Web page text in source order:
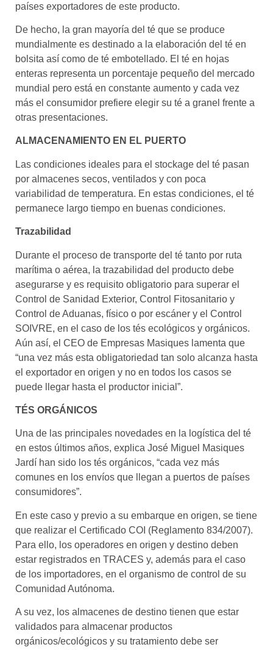
países exportadores de este producto.
De hecho, la gran mayoría del té que se produce
mundialmente es destinado a la elaboración del té en
bolsita así como de té embotellado. El té en hojas
enteras representa un porcentaje pequeño del mercado
mundial pero está en constante aumento y cada vez
más el consumidor prefiere elegir su té a granel frente a
otras presentaciones.
ALMACENAMIENTO EN EL PUERTO
Las condiciones ideales para el stockage del té pasan
por almacenes secos, ventilados y con poca
variabilidad de temperatura. En estas condiciones, el té
permanece largo tiempo en buenas condiciones.
Trazabilidad
Durante el proceso de transporte del té tanto por ruta
marítima o aérea, la trazabilidad del producto debe
asegurarse y es requisito obligatorio para superar el
Control de Sanidad Exterior, Control Fitosanitario y
Control de Aduanas, físico o por escáner y el Control
SOIVRE, en el caso de los tés ecológicos y orgánicos.
Aún así, el CEO de Empresas Masiques lamenta que
“una vez más esta obligatoriedad tan solo alcanza hasta
el exportador en origen y no en todos los casos se
puede llegar hasta el productor inicial”.
TÉS ORGÁNICOS
Una de las principales novedades en la logística del té
en estos últimos años, explica José Miguel Masiques
Jardí han sido los tés orgánicos, “cada vez más
comunes en los envíos que llegan a puertos de países
consumidores”.
En este caso y previo a su embarque en origen, se tiene
que realizar el Certificado COI (Reglamento 834/2007).
Para ello, los operadores en origen y destino deben
estar registrados en TRACES y, además para el caso
de los importadores, en el organismo de control de su
Comunidad Autónoma.
A su vez, los almacenes de destino tienen que estar
validados para almacenar productos
orgánicos/ecológicos y su tratamiento debe ser